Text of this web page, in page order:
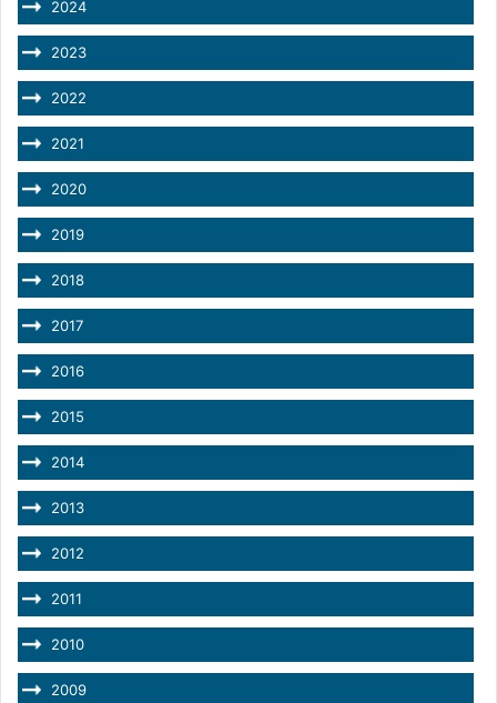
2024
2023
2022
2021
2020
2019
2018
2017
2016
2015
2014
2013
2012
2011
2010
2009